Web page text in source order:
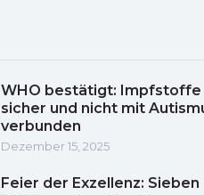
WHO bestätigt: Impfstoffe
sicher und nicht mit
verbunden
Dezember 15, 2025
Feier der Exzellenz: Sieben